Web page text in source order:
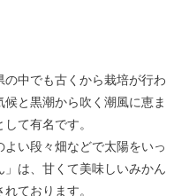
中でも古くから栽培が行わ
と黒潮から吹く潮風に恵ま
て有名です。
い段々畑などで太陽をいっ
は、甘くて美味しいみかん
ております。